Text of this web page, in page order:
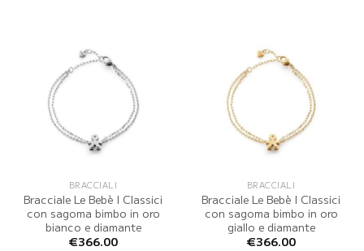
BRACCIALI
Bracciale Le Bebè I Classici
con sagoma bimbo in oro
bianco e diamante
€366.00
BRACCIALI
Bracciale Le Bebè I Classici
con sagoma bimbo in oro
giallo e diamante
€366.00